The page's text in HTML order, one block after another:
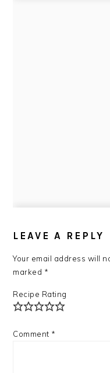
INTERACTIONS
LEAVE A REPLY
Your email address will
marked *
Recipe Rating
Comment *